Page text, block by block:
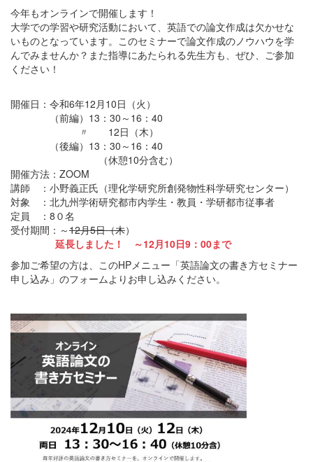
今年もオンラインで開催します！
大学での学習や研究活動において、英語での論文作成は欠かせな
いものとなっています。このセミナーで論文作成のノウハウを学
んでみませんか？また指導にあたられる先生方も、ぜひ、ご参加
ください！
開催日：令和6年12月10日（火）
（前編）13：30～16：40
〃 12日（木）
（後編）13：30～16：40
（休憩10分含む）
開催方法：ZOOM
講師 ：小野義正氏（理化学研究所創発物性科学研究センター）
対象 ：北九州学術研究都市内学生・教員・学研都市従事者
定員 ：8０名
受付期間：～12月5日（木）
延長しました！ ～12月10日9：00まで
参加ご希望の方は、このHPメニュー「英語論文の書き方セミナー
申し込み」のフォームよりお申し込みください。